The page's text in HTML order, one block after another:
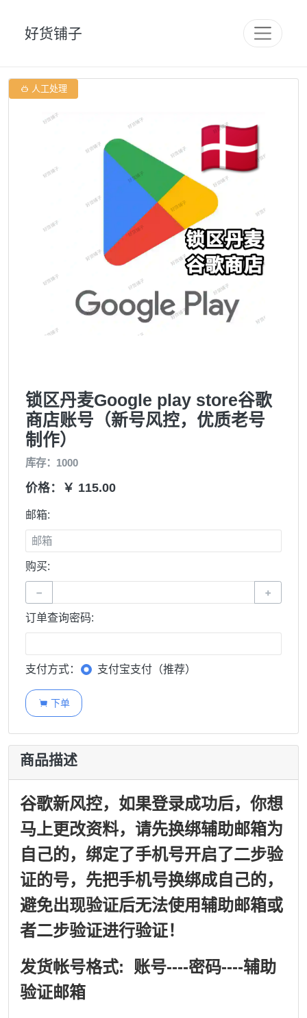
好货铺子
 人工处理
锁区丹麦Google play store谷歌
商店账号（新号风控，优质老号
制作）
库存：1000
价格：￥ 115.00
邮箱:
购买:
− +
订单查询密码:
支付方式： 支付宝支付（推荐）
 下单
商品描述
谷歌新风控，如果登录成功后，你想
马上更改资料，请先换绑辅助邮箱为
自己的，绑定了手机号开启了二步验
证的号，先把手机号换绑成自己的，
避免出现验证后无法使用辅助邮箱或
者二步验证进行验证！
发货帐号格式: 账号----密码----辅助
验证邮箱